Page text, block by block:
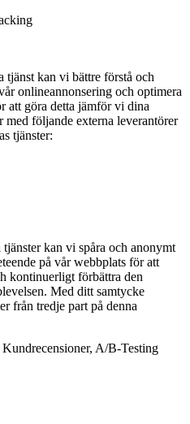
tjänst kan vi bättre förstå och
onlineannonsering och optimera
att göra detta jämför vi dina
med följande externa leverantörer
tjänster:
tjänster kan vi spåra och anonymt
på vår webbplats för att
kontinuerligt förbättra den
Med ditt samtycke
från tredje part på denna
A/B-Testing